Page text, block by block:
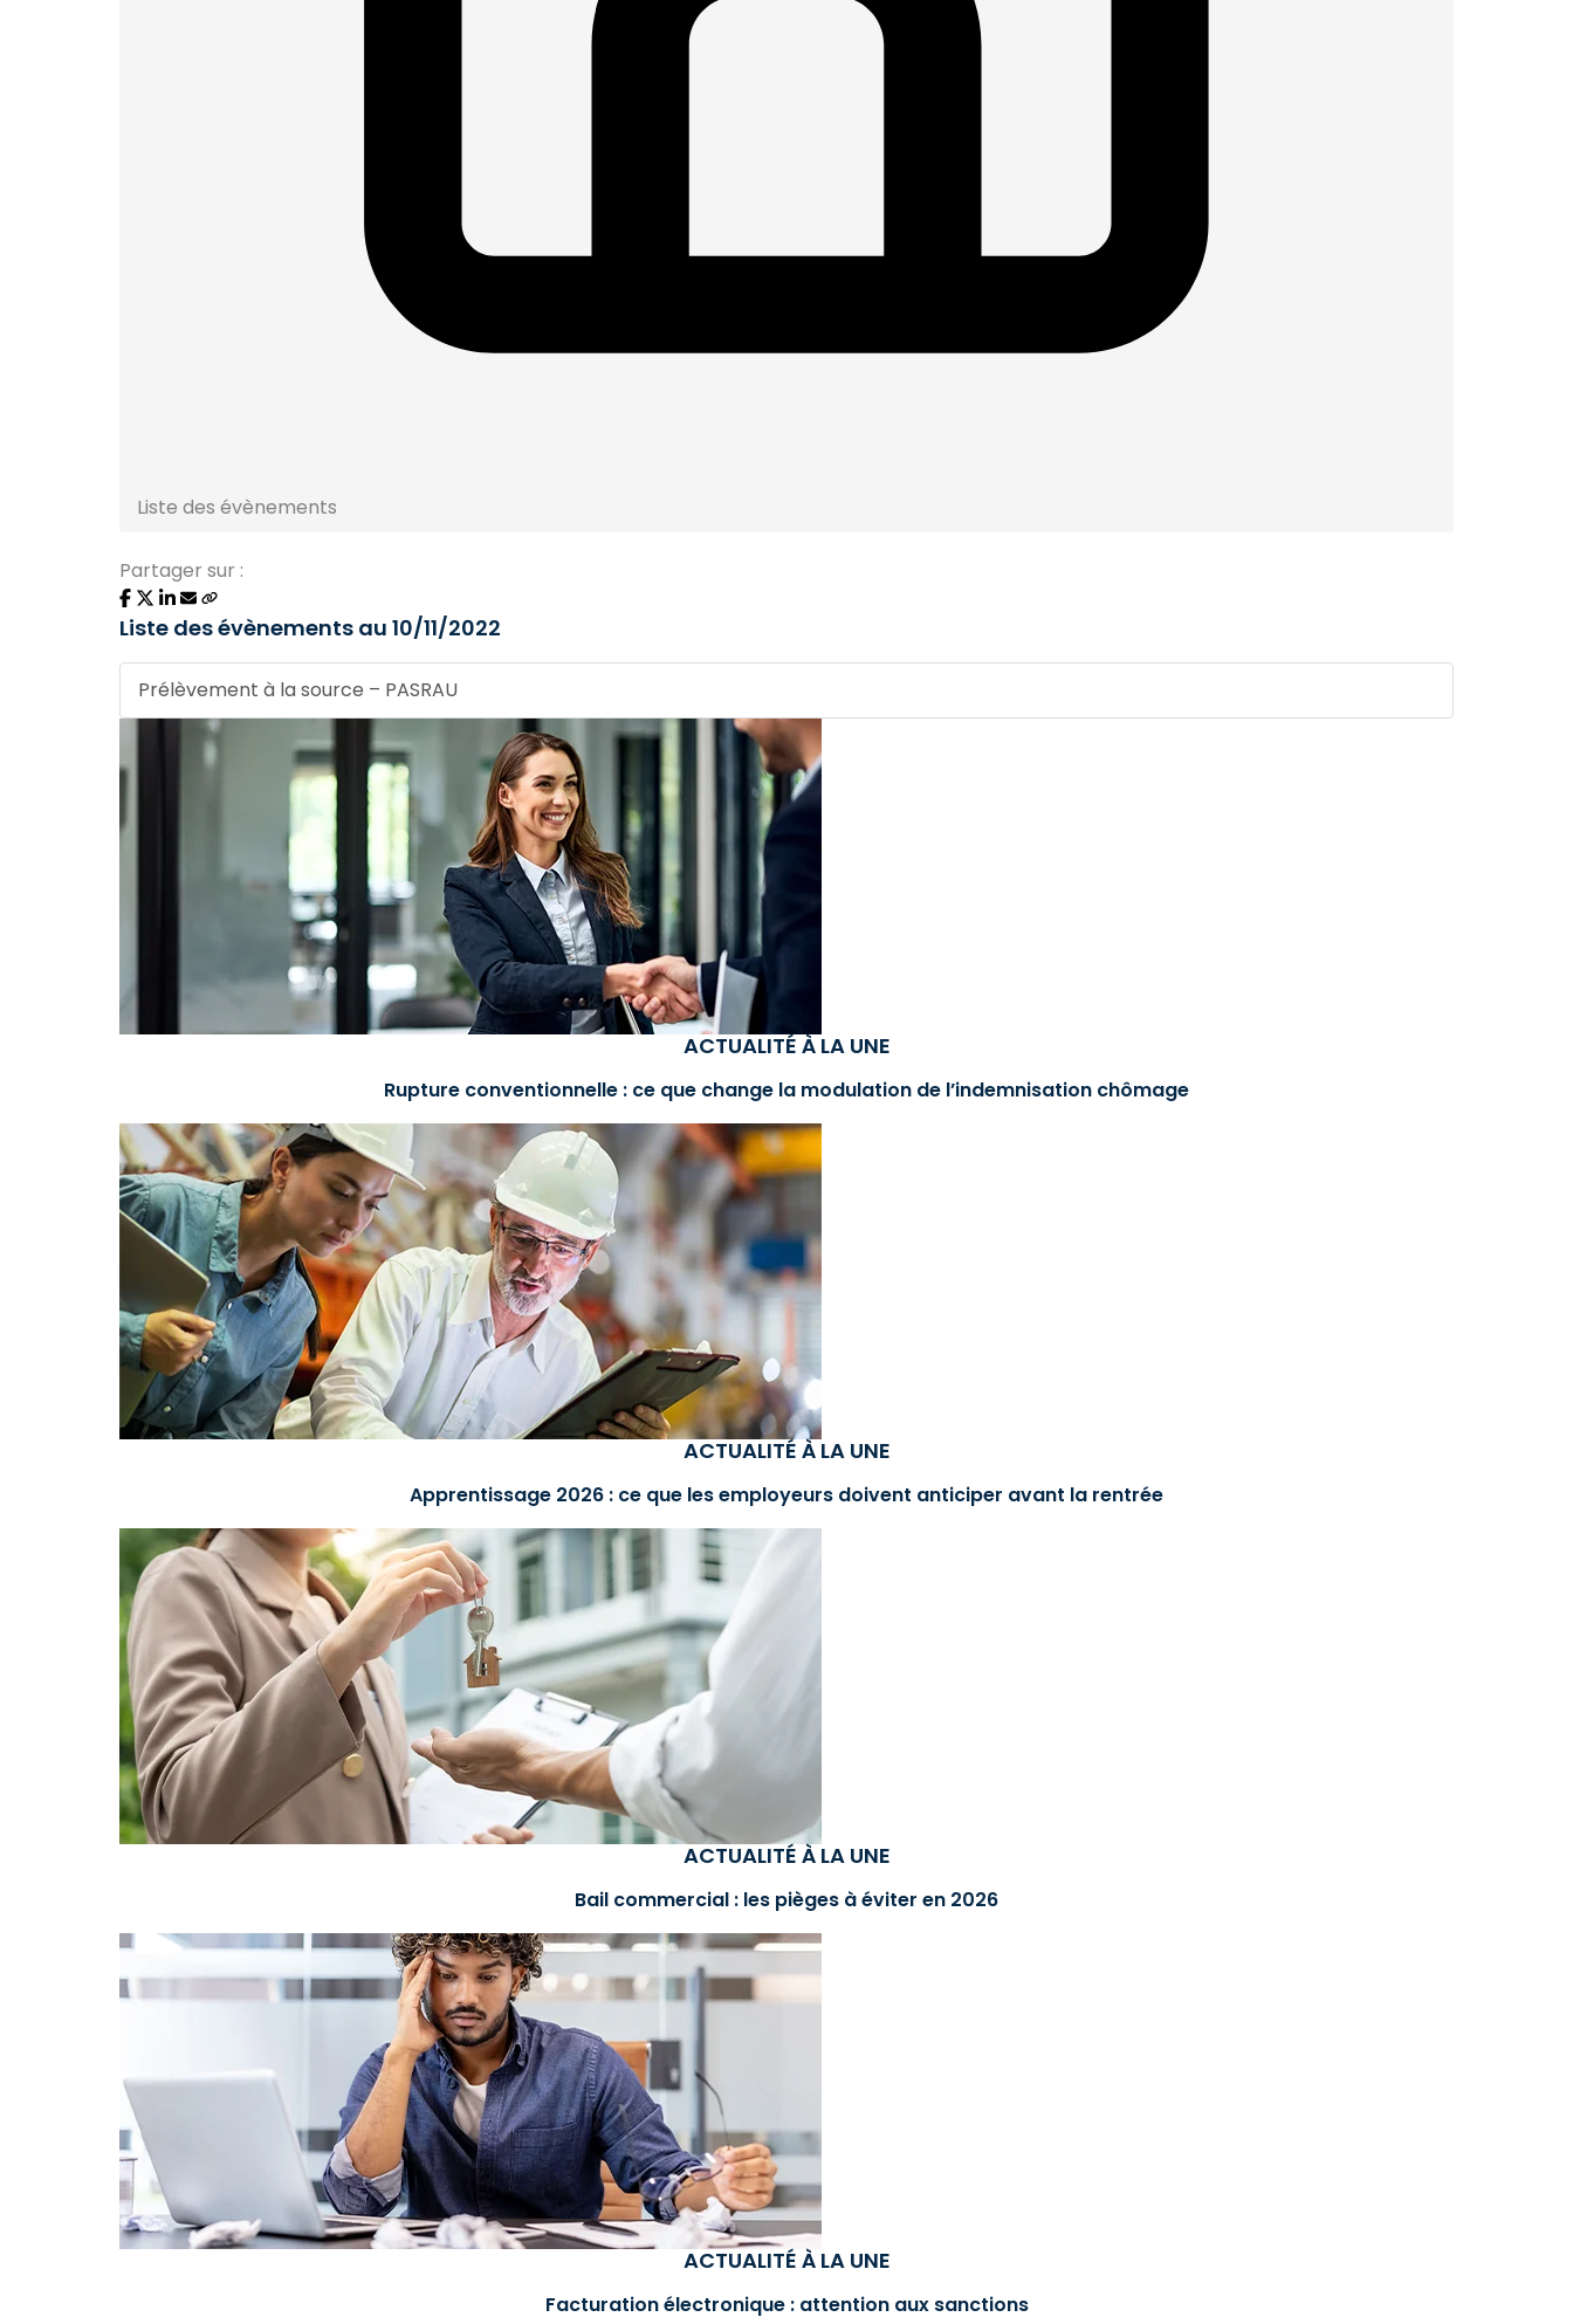
Liste des évènements
Partager sur :
Liste des évènements au 10/11/2022
Prélèvement à la source – PASRAU
ACTUALITÉ À LA UNE
Rupture conventionnelle : ce que change la modulation de l’indemnisation chômage
ACTUALITÉ À LA UNE
Apprentissage 2026 : ce que les employeurs doivent anticiper avant la rentrée
ACTUALITÉ À LA UNE
Bail commercial : les pièges à éviter en 2026
ACTUALITÉ À LA UNE
Facturation électronique : attention aux sanctions